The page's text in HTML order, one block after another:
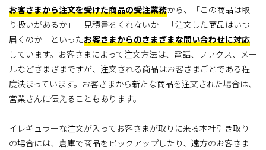
お客さまから注文を受けた商品の受注業務から、「この商品は取
り扱いがあるか」「見積書をくれないか」「注文した商品はいつ
届くのか」といったお客さまからのさまざまな問い合わせに対応
しています。お客さまによって注文方法は、電話、ファクス、メー
ルなどさまざまですが、注文される商品はお客さまごとである程
度決まっています。お客さまから新たな商品を注文された場合は、
営業さんに伝えることもあります。
イレギュラーな注文が入ってお客さまが取りに来る本社引き取り
の場合には、倉庫で商品をピックアップしたり、遠方のお客さま